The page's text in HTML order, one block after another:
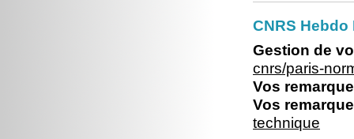
CNRS
Gestion de
cnrs/paris-
Vos
Vos
technique